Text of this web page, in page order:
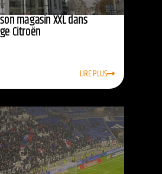
magasin XXL dans
Citroën
LIRE PLUS